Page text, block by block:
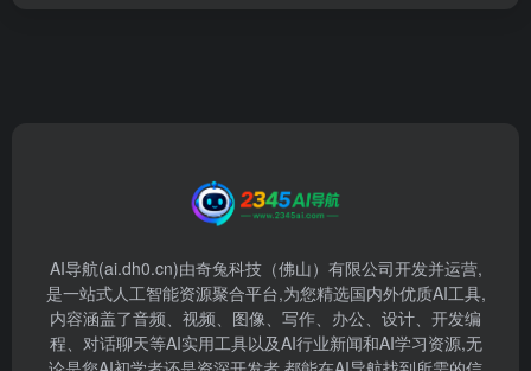
AI导航(ai.dh0.cn)由奇兔科技（佛山）有限公司开发并运营,
是一站式人工智能资源聚合平台,为您精选国内外优质AI工具,
内容涵盖了音频、视频、图像、写作、办公、设计、开发编
程、对话聊天等AI实用工具以及AI行业新闻和AI学习资源,无